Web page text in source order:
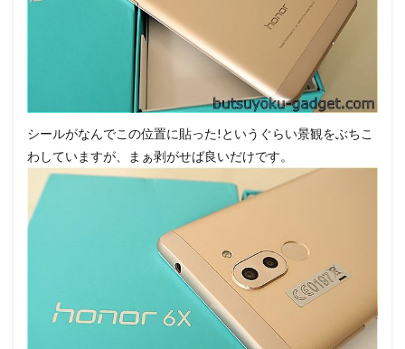
シールがなんでこの位置に貼った!というぐらい景観をぶちこ
わしていますが、まぁ剥がせば良いだけです。